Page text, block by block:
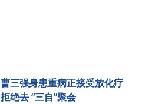
曹三强身患重病正接受放化疗
拒绝去 “三自”聚会